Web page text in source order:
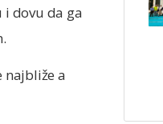
dovu da ga
najbliže a